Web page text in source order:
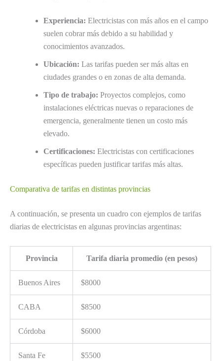
Experiencia: Electricistas con más años en el campo
suelen cobrar más debido a su habilidad y
conocimientos avanzados.
Ubicación: Las tarifas pueden ser más altas en
ciudades grandes o en zonas de alta demanda.
Tipo de trabajo: Proyectos complejos, como
instalaciones eléctricas nuevas o reparaciones de
emergencia, generalmente tienen un costo más
elevado.
Certificaciones: Electricistas con certificaciones
específicas pueden justificar tarifas más altas.
Comparativa de tarifas en distintas provincias
A continuación, se presenta un cuadro con ejemplos de tarifas
diarias de electricistas en algunas provincias argentinas:
Provincia Tarifa diaria promedio (en pesos)
Buenos Aires $8000
CABA $8500
Córdoba $6000
Santa Fe $5500